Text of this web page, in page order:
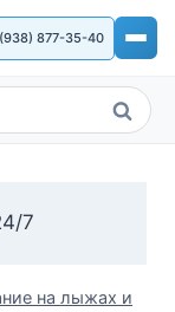
877-35-40
Поиск
7
на лыжах и